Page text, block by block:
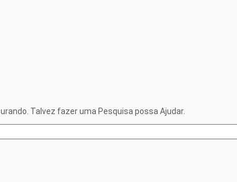
Talvez fazer uma Pesquisa possa Ajudar.